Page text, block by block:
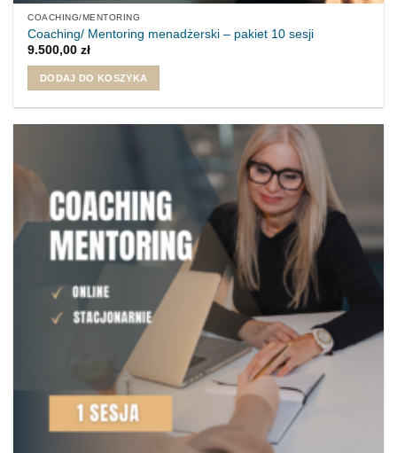
COACHING/MENTORING
Coaching/ Mentoring menadżerski – pakiet 10 sesji
9.500,00zł
DODAJ DO KOSZYKA